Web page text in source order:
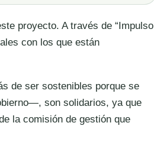
proyecto. A través de “Impulso
con los que están
de ser sostenibles porque se
son solidarios, ya que
la comisión de gestión que